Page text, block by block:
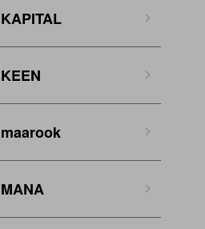
KAPITAL
KEEN
maarook
MANA